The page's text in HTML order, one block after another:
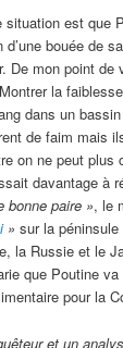
situation est que
bouée de
De mon point de
la
dans un
de faim mais
on ne peut plus
davantage à
bonne paire », le
» sur la
la Russie et le
que Poutine
pour la
et un